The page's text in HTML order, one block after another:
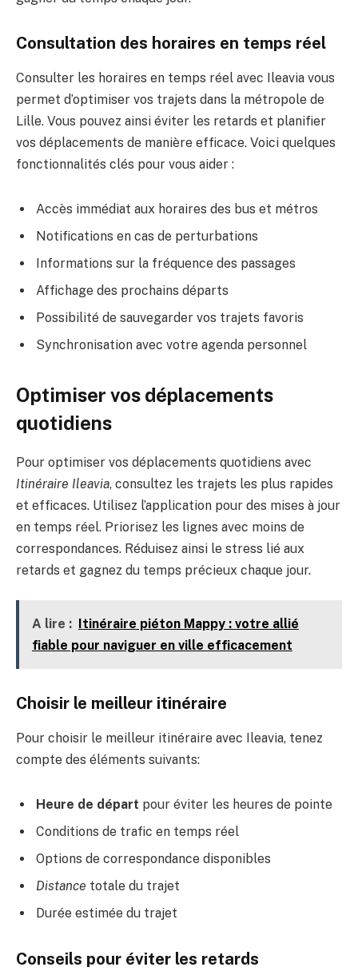
Consultation des horaires en temps réel
Consulter les horaires en temps réel avec Ileavia vous
permet d’optimiser vos trajets dans la métropole de
Lille. Vous pouvez ainsi éviter les retards et planifier
vos déplacements de manière efficace. Voici quelques
fonctionnalités clés pour vous aider :
Accès immédiat aux horaires des bus et métros
Notifications en cas de perturbations
Informations sur la fréquence des passages
Affichage des prochains départs
Possibilité de sauvegarder vos trajets favoris
Synchronisation avec votre agenda personnel
Optimiser vos déplacements
quotidiens
Pour optimiser vos déplacements quotidiens avec
Itinéraire Ileavia, consultez les trajets les plus rapides
et efficaces. Utilisez l’application pour des mises à jour
en temps réel. Priorisez les lignes avec moins de
correspondances. Réduisez ainsi le stress lié aux
retards et gagnez du temps précieux chaque jour.
A lire :
Itinéraire piéton Mappy : votre allié
fiable pour naviguer en ville efficacement
Choisir le meilleur itinéraire
Pour choisir le meilleur itinéraire avec Ileavia, tenez
compte des éléments suivants:
Heure de départ pour éviter les heures de pointe
Conditions de trafic en temps réel
Options de correspondance disponibles
Distance totale du trajet
Durée estimée du trajet
Conseils pour éviter les retards